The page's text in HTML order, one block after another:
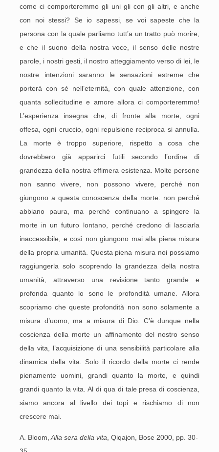
come ci comporteremmo gli uni gli con gli altri, e anche
con noi stessi? Se io sapessi, se voi sapeste che la
persona con la quale parliamo tutt’a un tratto può morire,
e che il suono della nostra voce, il senso delle nostre
parole, i nostri gesti, il nostro atteggiamento verso di lei, le
nostre intenzioni saranno le sensazioni estreme che
porterà con sé nell’eternità, con quale attenzione, con
quanta sollecitudine e amore allora ci comporteremmo!
L’esperienza insegna che, di fronte alla morte, ogni
offesa, ogni cruccio, ogni repulsione reciproca si annulla.
La morte è troppo superiore, rispetto a cosa che
dovrebbero già apparirci futili secondo l’ordine di
grandezza della nostra effimera esistenza. Molte persone
non sanno vivere, non possono vivere, perché non
giungono a questa conoscenza della morte: non perché
abbiano paura, ma perché continuano a spingere la
morte in un futuro lontano, perché credono di lasciarla
inaccessibile, e così non giungono mai alla piena misura
della propria umanità. Questa piena misura noi possiamo
raggiungerla solo scoprendo la grandezza della nostra
umanità, attraverso una revisione tanto grande e
profonda quanto lo sono le profondità umane. Allora
scopriamo che queste profondità non sono solamente a
misura d’uomo, ma a misura di Dio. C’è dunque nella
coscienza della morte un affinamento del nostro senso
della vita, l’acquisizione di una sensibilità particolare alla
dinamica della vita. Solo il ricordo della morte ci rende
pienamente uomini, grandi quanto la morte, e quindi
grandi quanto la vita. Al di qua di tale presa di coscienza,
siamo ancora al livello dei topi e rischiamo di non
crescere mai.
A. Bloom, Alla sera della vita , Qiqajon, Bose 2000, pp. 30-